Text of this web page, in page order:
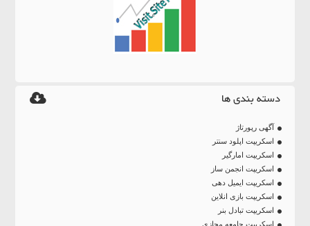
دسته بندی ها
آگهی رپورتاژ
اسکریپت اپلود سنتر
اسکریپت امارگیر
اسکریپت انجمن ساز
اسکریپت ایمیل دهی
اسکریپت بازی انلاین
اسکریپت تبادل بنر
اسکریپت جامعه مجازی